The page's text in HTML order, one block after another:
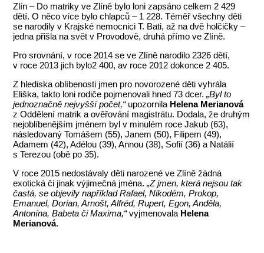
Zlín – Do matriky ve Zlíně bylo loni zapsáno celkem 2 429
dětí. O něco více bylo chlapců – 1 228. Téměř všechny děti
se narodily v Krajské nemocnici T. Bati, až na dvě holčičky –
jedna přišla na svět v Provodově, druhá přímo ve Zlíně.
Pro srovnání, v roce 2014 se ve Zlíně narodilo 2326 dětí,
v roce 2013 jich bylo2 400, av roce 2012 dokonce 2 405.
Z hlediska oblíbenosti jmen pro novorozené děti vyhrála
Eliška, takto loni rodiče pojmenovali hned 73 dcer.„Byl to
jednoznačně nejvyšší počet,“upozornila Helena Merianová
z Oddělení matrik a ověřování magistrátu. Dodala, že druhým
nejoblíbenějším jménem byl v minulém roce Jakub (63),
následovaný Tomášem (55), Janem (50), Filipem (49),
Adamem (42), Adélou (39), Annou (38), Sofií (36) a Natálií
s Terezou (obě po 35).
V roce 2015 nedostávaly děti narozené ve Zlíně žádná
exotická či jinak výjimečná jména.„Z jmen, která nejsou tak
častá, se objevily například Rafael, Nikodém, Prokop,
Emanuel, Dorian, Arnošt, Alfréd, Rupert, Egon, Anděla,
Antonína, Babeta či Maxima,“vyjmenovala Helena
Merianová.